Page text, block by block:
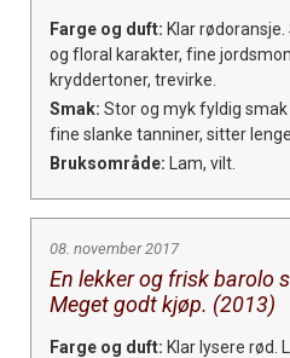
Farge og duft: Klar
og floral karakter, fine
kryddertoner, trevirke.
Smak: Stor og myk fyldig
fine slanke tanniner, sitter
Bruksområde: Lam, vilt.
08. november 2017
En lekker og frisk barolo
Meget godt kjøp. (2013)
Farge og duft: Klar lysere rød.